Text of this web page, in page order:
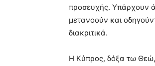
προσευχής. Υπάρχουν
μετανοούν και
διακριτικά.
Η Κύπρος, δόξα τω Θεώ,